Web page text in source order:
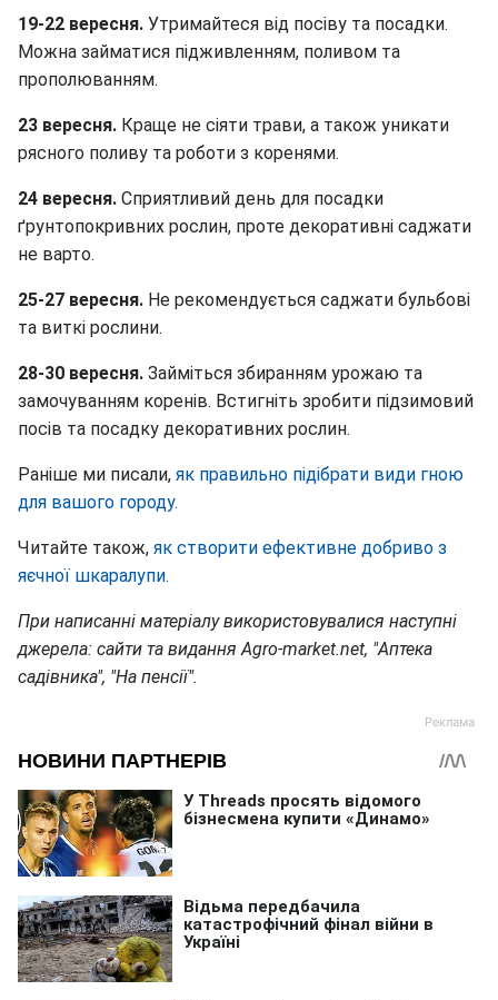
19-22 вересня. Утримайтеся від посіву та посадки.
Можна займатися підживленням, поливом та
прополюванням.
23 вересня. Краще не сіяти трави, а також уникати
рясного поливу та роботи з коренями.
24 вересня. Сприятливий день для посадки
ґрунтопокривних рослин, проте декоративні саджати
не варто.
25-27 вересня. Не рекомендується саджати бульбові
та виткі рослини.
28-30 вересня. Займіться збиранням урожаю та
замочуванням коренів. Встигніть зробити підзимовий
посів та посадку декоративних рослин.
Раніше ми писали, як правильно підібрати види гною
для вашого городу.
Читайте також, як створити ефективне добриво з
яєчної шкаралупи.
При написанні матеріалу використовувалися наступні
джерела: сайти та видання Agro-market.net, "Аптека
садівника", "На пенсії".